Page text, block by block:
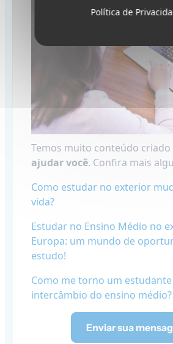
Temos muito conteúdo criado
ajudar você. Confira mais
Como estudar no exterior
vida?
​Estudar no Ensino Médio no
Europa: um mundo de
estudo!
​Como me torno um
intercâmbio do ensino médio?
Enviar sua
Política de